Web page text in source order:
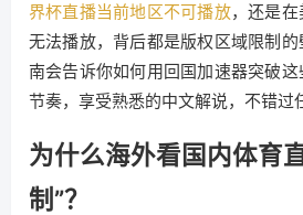
界杯直播当前地区不可播放，还是
无法播放，背后都是版权区域限制
南会告诉你如何用回国加速器突破
节奏，享受熟悉的中文解说，不错过
为什么海外看国内体育
制”？